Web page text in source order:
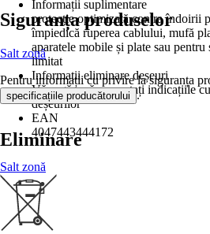
Informații suplimentare
protecție optimizată contra îndoirii
împiedică ruperea cablului, mufă
aparatele mobile și plate sau
limitat
Informații eliminare deșeuri
Vă rugăm să respectați indicațiile
deșeurilor
EAN
4047443444172
Siguranța produselor
Salt zonă
Pentru informații cu privire la siguranța
specificațiile producătorului .
Eliminare
Salt zonă